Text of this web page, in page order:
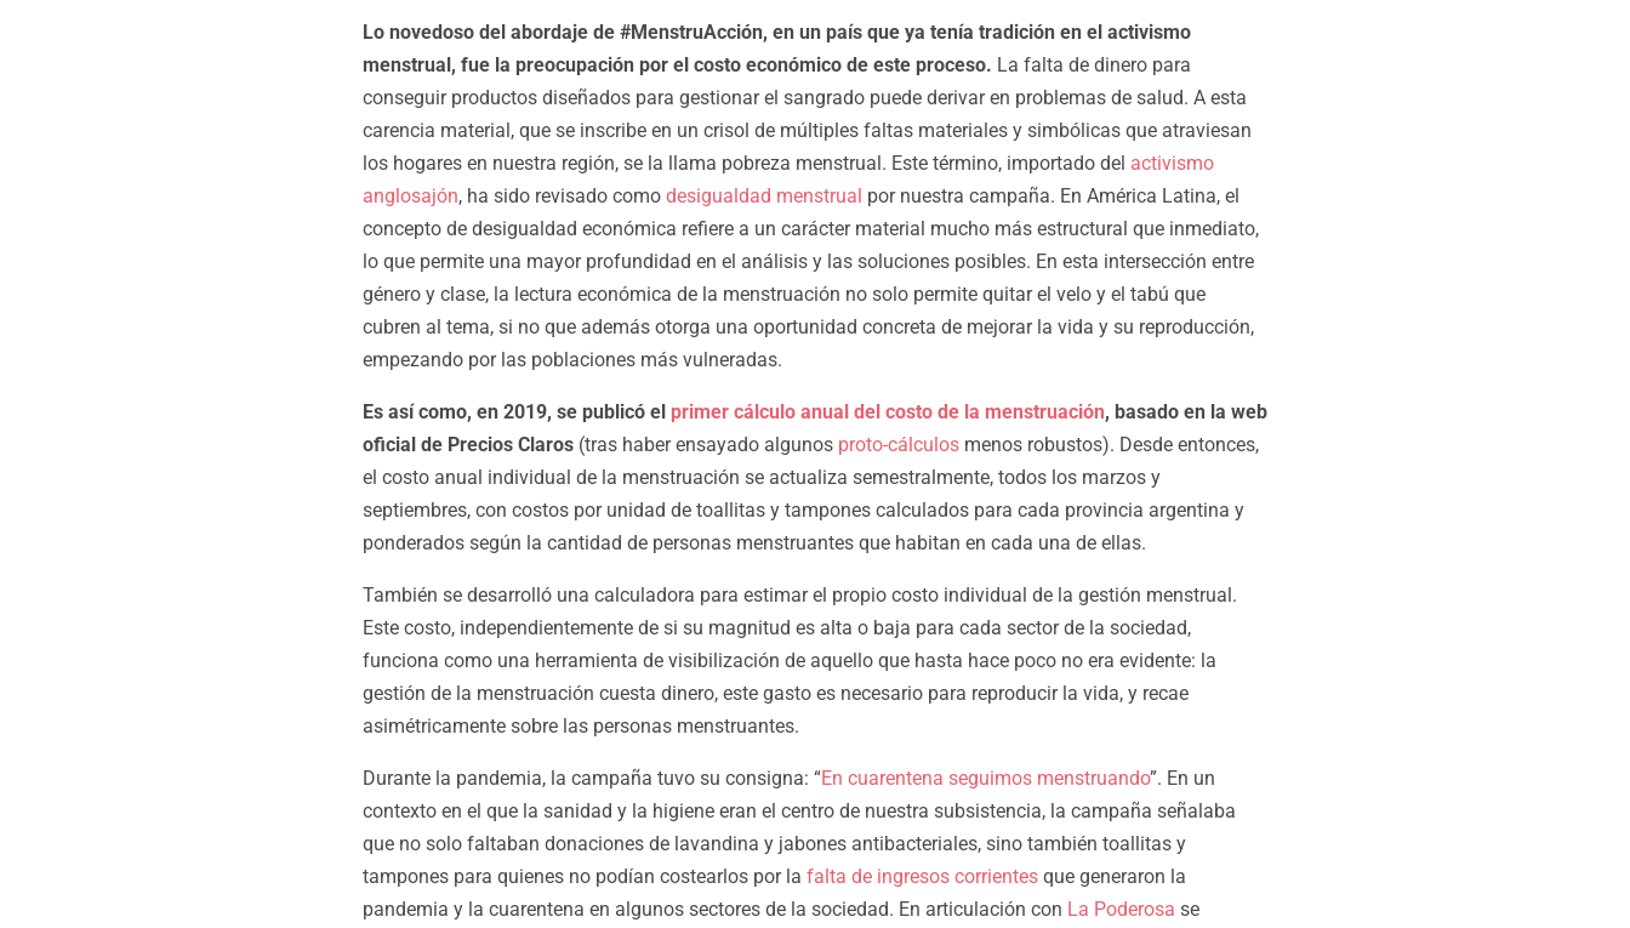
Lo novedoso del abordaje de #MenstruAcción, en un país que ya tenía tradición en el activismo
menstrual, fue la preocupación por el costo económico de este proceso. La falta de dinero para
conseguir productos diseñados para gestionar el sangrado puede derivar en problemas de salud. A esta
carencia material, que se inscribe en un crisol de múltiples faltas materiales y simbólicas que atraviesan
los hogares en nuestra región, se la llama pobreza menstrual. Este término, importado del activismo
anglosajón, ha sido revisado como desigualdad menstrual por nuestra campaña. En América Latina, el
concepto de desigualdad económica refiere a un carácter material mucho más estructural que inmediato,
lo que permite una mayor profundidad en el análisis y las soluciones posibles. En esta intersección entre
género y clase, la lectura económica de la menstruación no solo permite quitar el velo y el tabú que
cubren al tema, si no que además otorga una oportunidad concreta de mejorar la vida y su reproducción,
empezando por las poblaciones más vulneradas.
Es así como, en 2019, se publicó el primer cálculo anual del costo de la menstruación, basado en la web
oficial de Precios Claros(tras haber ensayado algunos proto-cálculosmenos robustos). Desde entonces,
el costo anual individual de la menstruación se actualiza semestralmente, todos los marzos y
septiembres, con costos por unidad de toallitas y tampones calculados para cada provincia argentina y
ponderados según la cantidad de personas menstruantes que habitan en cada una de ellas.
También se desarrolló una calculadora para estimar el propio costo individual de la gestión menstrual.
Este costo, independientemente de si su magnitud es alta o baja para cada sector de la sociedad,
funciona como una herramienta de visibilización de aquello que hasta hace poco no era evidente: la
gestión de la menstruación cuesta dinero, este gasto es necesario para reproducir la vida, y recae
asimétricamente sobre las personas menstruantes.
Durante la pandemia, la campaña tuvo su consigna: “En cuarentena seguimos menstruando”. En un
contexto en el que la sanidad y la higiene eran el centro de nuestra subsistencia, la campaña señalaba
que no solo faltaban donaciones de lavandina y jabones antibacteriales, sino también toallitas y
tampones para quienes no podían costearlos por la falta de ingresos corrientesque generaron la
pandemia y la cuarentena en algunos sectores de la sociedad. En articulación con La Poderosa se